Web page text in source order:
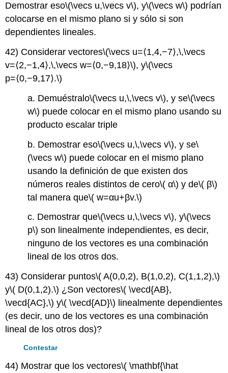
Demostrar eso\(\vecs u,\vecs v\), y\(\vecs w\) podrían
colocarse en el mismo plano si y sólo si son
dependientes lineales.
42) Considerar vectores\(\vecs u=⟨1,4,−7⟩,\,\vecs
v=⟨2,−1,4⟩,\,\vecs w=⟨0,−9,18⟩\), y\(\vecs
p=⟨0,−9,17⟩.\)
a. Demuéstralo\(\vecs u,\,\vecs v\), y se\(\vecs
w\) puede colocar en el mismo plano usando su
producto escalar triple
b. Demostrar eso\(\vecs u,\,\vecs v\), y se\
(\vecs w\) puede colocar en el mismo plano
usando la definición de que existen dos
números reales distintos de cero\( α\) y de\( β\)
tal manera que\( w=αu+βv.\)
c. Demostrar que\(\vecs u,\,\vecs v\), y\(\vecs
p\) son linealmente independientes, es decir,
ninguno de los vectores es una combinación
lineal de los otros dos.
43) Considerar puntos\( A(0,0,2), B(1,0,2), C(1,1,2),\)
y\( D(0,1,2).\) ¿Son vectores\( \vecd{AB},
\vecd{AC},\) y\( \vecd{AD}\) linealmente dependientes
(es decir, uno de los vectores es una combinación
lineal de los otros dos)?
Contestar
44) Mostrar que los vectores\( \mathbf{\hat